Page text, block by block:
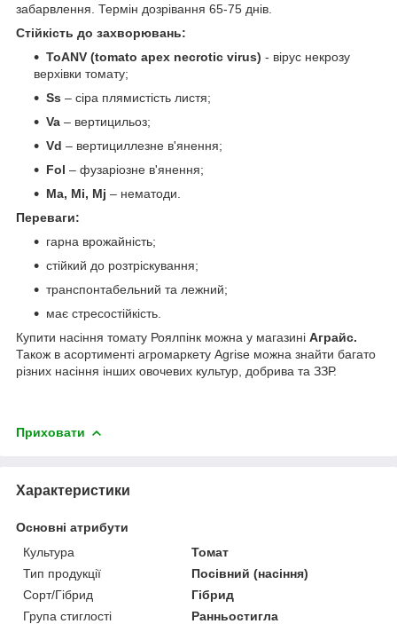
забарвлення. Термін дозрівання 65-75 днів.
Стійкість до захворювань:
ТоANV (tomato apex necrotic virus) - вірус некрозу
верхівки томату;
Ss – сіра плямистість листя;
Va – вертицильоз;
Vd – вертициллезне в'янення;
Fol – фузаріозне в'янення;
Ma, Mi, Mj – нематоди.
Переваги:
гарна врожайність;
стійкий до розтріскування;
транспонтабельний та лежний;
має стресостійкість.
Купити насіння томату Роялпінк можна у магазині Аграйс.
Також в асортименті агромаркету Agrise можна знайти багато
різних насіння інших овочевих культур, добрива та ЗЗР.
Приховати
Характеристики
Основні атрибути
Культура
Томат
Тип продукції
Посівний (насіння)
Сорт/Гібрид
Гібрид
Група стиглості
Ранньостигла